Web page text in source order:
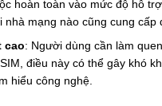
hoàn toàn vào mức độ hỗ
nhà mạng nào cũng cung cấp
cao: Người dùng cần làm
điều này có thể gây khó
hiểu công nghệ.